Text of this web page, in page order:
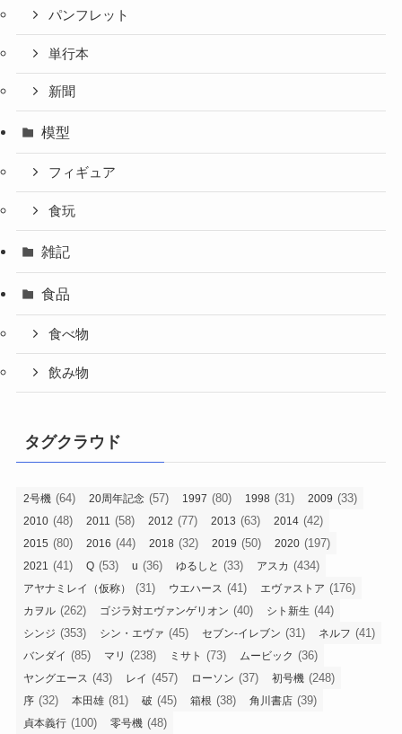
パンフレット
単行本
新聞
模型
フィギュア
食玩
雑記
食品
食べ物
飲み物
タグクラウド
2号機 (64) 20周年記念 (57) 1997 (80) 1998 (31) 2009 (33)
2010 (48) 2011 (58) 2012 (77) 2013 (63) 2014 (42)
2015 (80) 2016 (44) 2018 (32) 2019 (50) 2020 (197)
2021 (41) Q (53) u (36) ゆるしと (33) アスカ (434)
アヤナミレイ（仮称） (31) ウエハース (41) エヴァストア (176)
カヲル (262) ゴジラ対エヴァンゲリオン (40) シト新生 (44)
シンジ (353) シン・エヴァ (45) セブン-イレブン (31) ネルフ (41)
バンダイ (85) マリ (238) ミサト (73) ムービック (36)
ヤングエース (43) レイ (457) ローソン (37) 初号機 (248)
序 (32) 本田雄 (81) 破 (45) 箱根 (38) 角川書店 (39)
貞本義行 (100) 零号機 (48)